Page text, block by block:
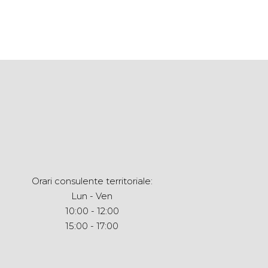
Orari consulente territoriale:
Lun - Ven
10:00 - 12:00
15:00 - 17:00